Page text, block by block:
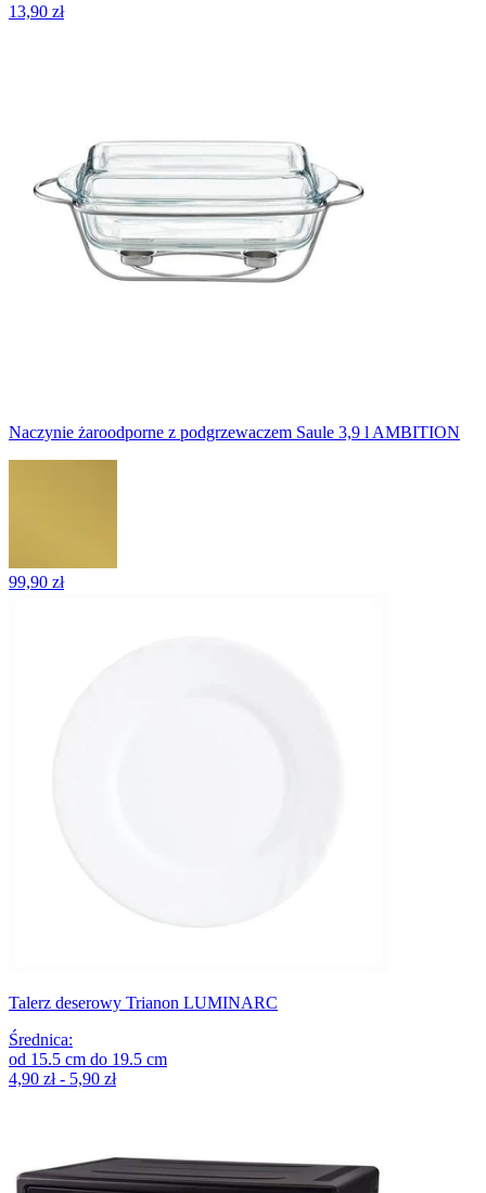
13,90 zł
Naczynie żaroodporne z podgrzewaczem Saule 3,9 l AMBITION
99,90 zł
Talerz deserowy Trianon LUMINARC
Średnica:
od 15.5 cm do 19.5 cm
4,90 zł - 5,90 zł